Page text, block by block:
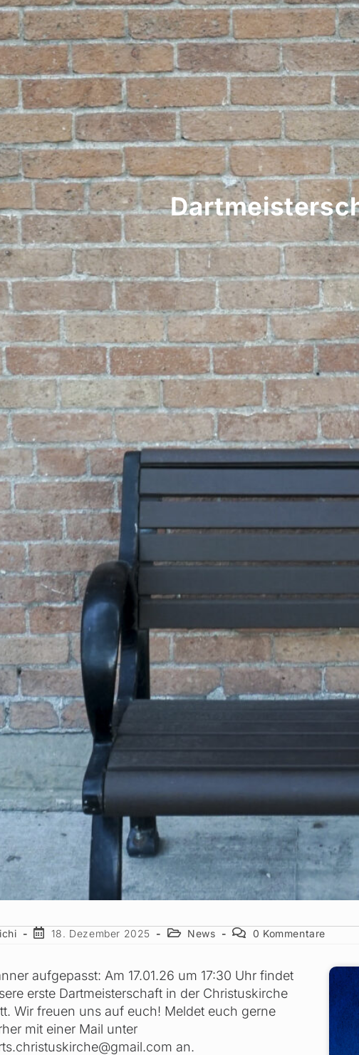
18. Dezember 2025 News 0 Kommentare
aufgepasst: Am 17.01.26 um 17:30 Uhr findet
erste Dartmeisterschaft in der Christuskirche
Wir freuen uns auf euch! Meldet euch gerne
mit einer Mail unter
an.